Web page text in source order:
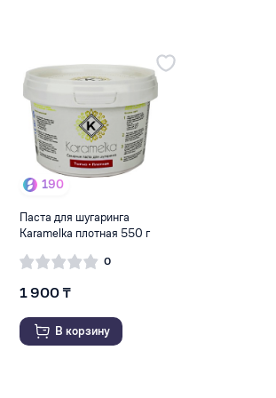
190
Паста для шугаринга
Karamelka плотная 550 г
0
1 900 ₸
В корзину